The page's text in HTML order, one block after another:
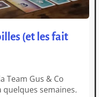
(et les fait
Team Gus & Co
quelques semaines.